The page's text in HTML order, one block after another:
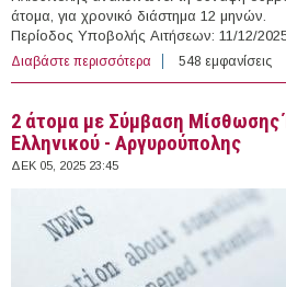
άτομα, για χρονικό διάστημα 12 μηνών.
Περίοδος Υποβολής Αιτήσεων: 11/12/
Διαβάστε περισσότερα για 9 άτομα με
Ηλιούπολης
548 εμφανίσεις
2 άτομα με Σύμβαση Μίσθωσης
Ελληνικού - Αργυρούπολης
ΔΕΚ 05, 2025 23:45